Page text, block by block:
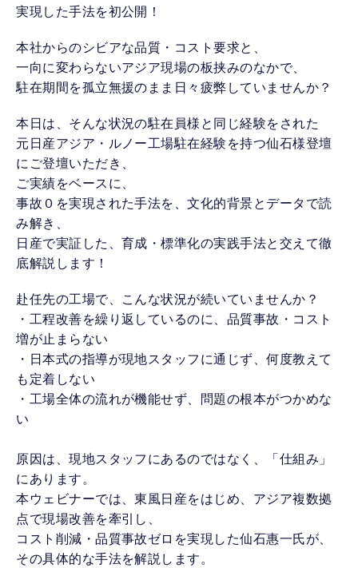
実現した手法を初公開！
本社からのシビアな品質・コスト要求と、
一向に変わらないアジア現場の板挟みのなかで、
駐在期間を孤立無援のまま日々疲弊していませんか？
本日は、そんな状況の駐在員様と同じ経験をされた
元日産アジア・ルノー工場駐在経験を持つ仙石様登壇
にご登壇いただき、
ご実績をベースに、
事故０を実現された手法を、文化的背景とデータで読
み解き、
日産で実証した、育成・標準化の実践手法と交えて徹
底解説します！
赴任先の工場で、こんな状況が続いていませんか？
・工程改善を繰り返しているのに、品質事故・コスト
増が止まらない
・日本式の指導が現地スタッフに通じず、何度教えて
も定着しない
・工場全体の流れが機能せず、問題の根本がつかめな
い
原因は、現地スタッフにあるのではなく、「仕組み」
にあります。
本ウェビナーでは、東風日産をはじめ、アジア複数拠
点で現場改善を牽引し、
コスト削減・品質事故ゼロを実現した仙石惠一氏が、
その具体的な手法を解説します。